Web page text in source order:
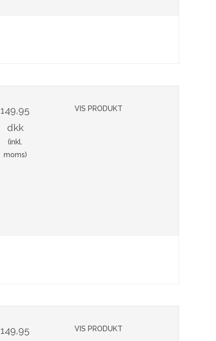
149,95
dkk
(inkl.
moms)
VIS PRODUKT
149,95
VIS PRODUKT